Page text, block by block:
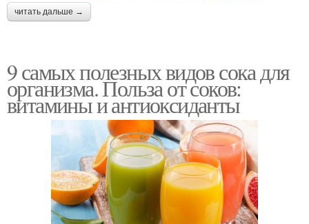
читать дальше →
9 самых полезных видов сока для
организма. Польза от соков:
витамины и антиоксиданты